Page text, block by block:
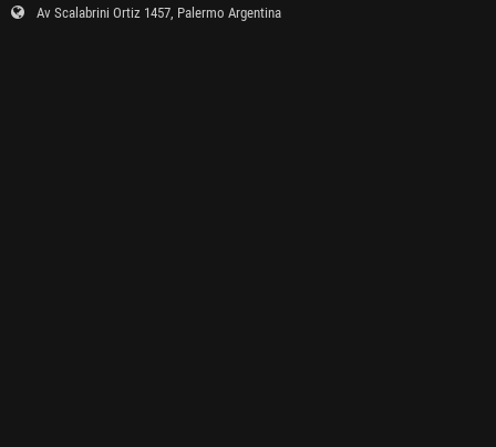
Av Scalabrini Ortiz 1457, Palermo Argentina